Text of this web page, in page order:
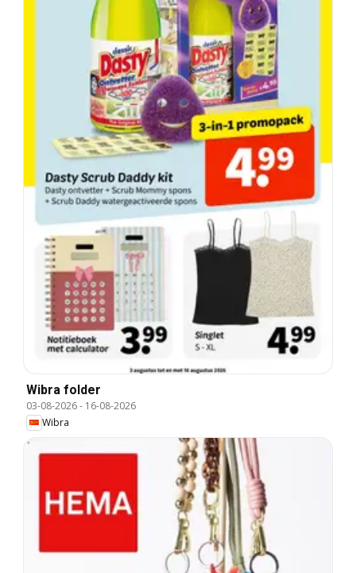
Wibra folder
03-08-2026- 16-08-2026
Wibra